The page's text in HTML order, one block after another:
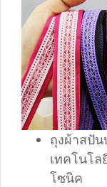
ถุงผ้าสปั
เทคโนโ
โซนิค